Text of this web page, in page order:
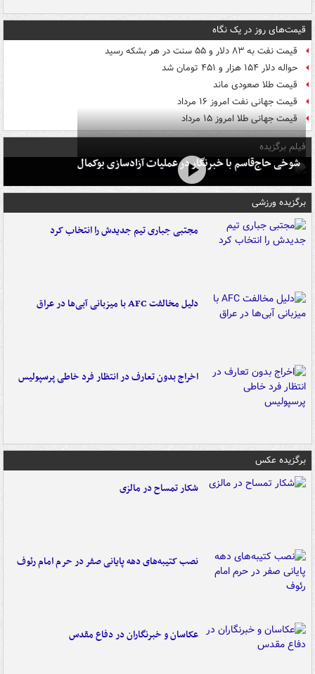
قیمت‌های روز در یک نگاه
قیمت نفت به ۸۳ دلار و ۵۵ سنت در هر بشکه رسید
حواله دلار ۱۵۴ هزار و ۴۵۱ تومان شد
قیمت طلا صعودی ماند
قیمت جهانی نفت امروز ۱۶ مرداد
قیمت جهانی طلا امروز ۱۵ مرداد
فیلم برگزیده
شوخی حاج‌قاسم با خبرنگار در عملیات آزادسازی بوکمال
برگزیده ورزشی
مجتبی جباری تیم جدیدش را انتخاب کرد
دلیل مخالفت AFC با میزبانی آبی‌ها در عراق
اخراج بدون تعارف در انتظار فرد خاطی پرسپولیس
برگزیده عکس
شکار تمساح در مالزی
نصب کتیبه‌های دهه پایانی صفر در حرم امام رئوف
عکاسان و خبرنگاران در دفاع مقدس